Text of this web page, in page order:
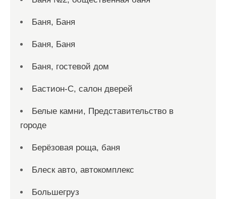
Баня, Баня
Баня, Баня
Баня, гостевой дом
Бастион-С, салон дверей
Белые камни, Представительство в
городе
Берёзовая роща, баня
Блеск авто, автокомплекс
Большегруз